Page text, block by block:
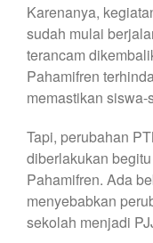
Karenanya,
sudah mulai
terancam
Pahamifren
memastikan
Tapi, perubahan
diberlakukan
Pahamifren. Ada
menyebabkan
sekolah menjadi